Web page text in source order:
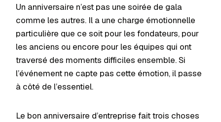
Un anniversaire n’est pas une soirée de gala
comme les autres. Il a une charge émotionnelle
particulière que ce soit pour les fondateurs, pour
les anciens ou encore pour les équipes qui ont
traversé des moments difficiles ensemble. Si
l’événement ne capte pas cette émotion, il passe
à côté de l’essentiel.
Le bon anniversaire d’entreprise fait trois choses